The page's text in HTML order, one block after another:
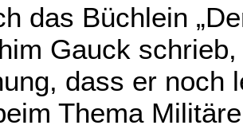
das Büchlein
Gauck
dass er noch
Thema